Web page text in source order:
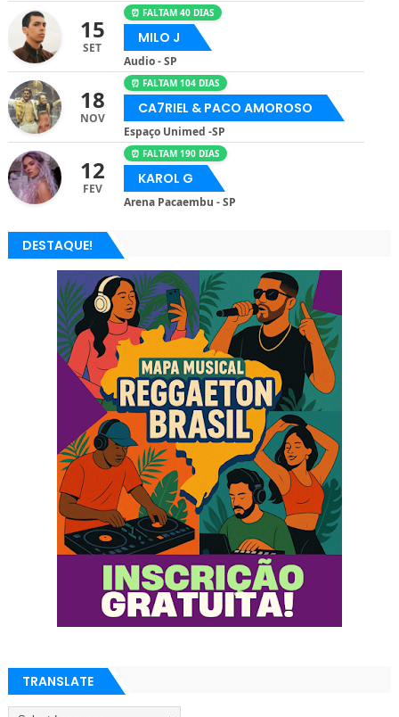
15
SET
⏰ FALTAM 40 DIAS
MILO J
Audio - SP
18
NOV
⏰ FALTAM 104 DIAS
CA7RIEL & PACO AMOROSO
Espaço Unimed -SP
12
FEV
⏰ FALTAM 190 DIAS
KAROL G
Arena Pacaembu - SP
DESTAQUE!
TRANSLATE